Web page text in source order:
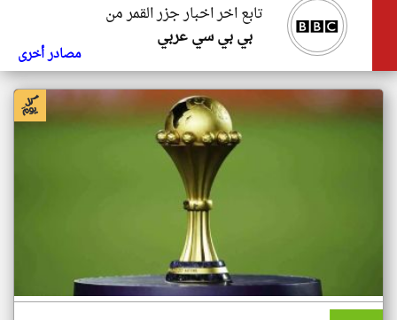
تابع اخر اخبار جزر القمر من
بي بي سي عربي
مصادر أخرى